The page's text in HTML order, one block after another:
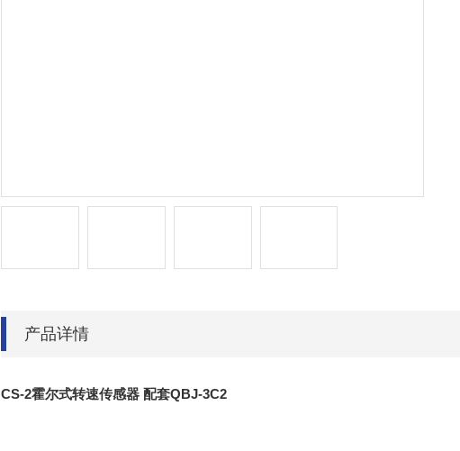
产品详情
CS-2霍尔式转速传感器 配套QBJ-3C2